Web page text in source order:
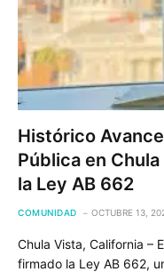
Histórico
Pública en
la Ley AB 662
COMUNIDAD OCTUBRE 13,
Chula Vista, California –
firmado la Ley AB 662,